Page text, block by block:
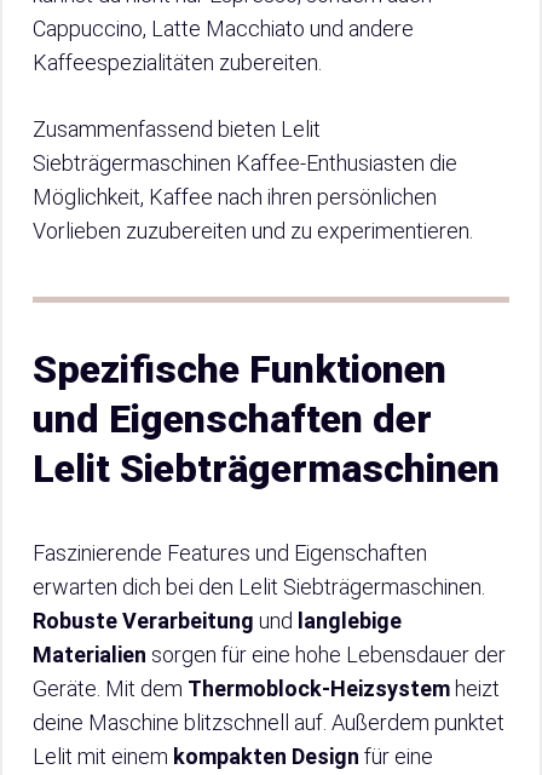
Cappuccino, Latte Macchiato und andere
Kaffeespezialitäten zubereiten.
Zusammenfassend bieten Lelit
Siebträgermaschinen Kaffee-Enthusiasten die
Möglichkeit, Kaffee nach ihren persönlichen
Vorlieben zuzubereiten und zu experimentieren.
Spezifische Funktionen
und Eigenschaften der
Lelit Siebträgermaschinen
Faszinierende Features und Eigenschaften
erwarten dich bei den Lelit Siebträgermaschinen.
Robuste Verarbeitung und langlebige
Materialien sorgen für eine hohe Lebensdauer der
Geräte. Mit dem Thermoblock-Heizsystem heizt
deine Maschine blitzschnell auf. Außerdem punktet
Lelit mit einem kompakten Design für eine